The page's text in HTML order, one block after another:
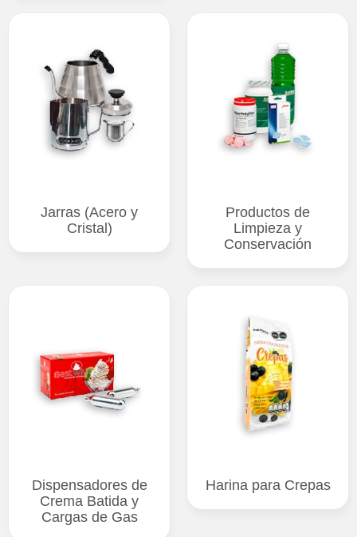
Jarras (Acero y
Cristal)
Productos de
Limpieza y
Conservación
Dispensadores de
Crema Batida y
Cargas de Gas
Harina para Crepas